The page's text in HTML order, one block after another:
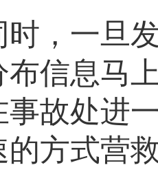
一旦发
布信息马
事故处进
的方式营